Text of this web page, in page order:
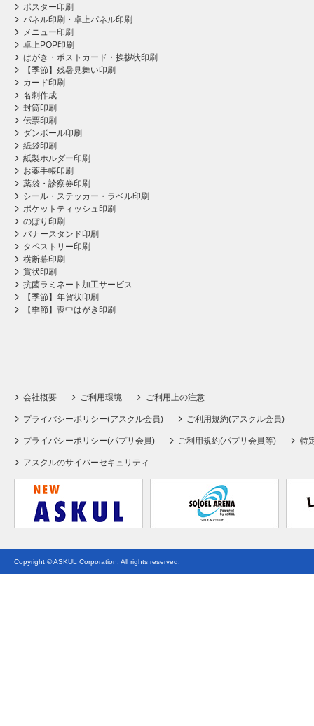
ポスター印刷
パネル印刷・卓上パネル印刷
メニュー印刷
卓上POP印刷
はがき・ポストカード・挨拶状印刷
【季節】残暑見舞い印刷
カード印刷
名刺作成
封筒印刷
伝票印刷
ダンボール印刷
紙袋印刷
紙製ホルダー印刷
お薬手帳印刷
薬袋・診察券印刷
シール・ステッカー・ラベル印刷
ポケットティッシュ印刷
のぼり印刷
バナースタンド印刷
タペストリー印刷
横断幕印刷
賞状印刷
抗菌ラミネート加工サービス
【季節】年賀状印刷
【季節】喪中はがき印刷
会社概要 ご利用環境 ご利用上の注意
プライバシーポリシー(アスクル会員) ご利用規約(アスクル会員)
プライバシーポリシー(パプリ会員) ご利用規約(パプリ会員等) 特
アスクルのサイバーセキュリティ
Copyright © ASKUL Corporation. All rights reserved.